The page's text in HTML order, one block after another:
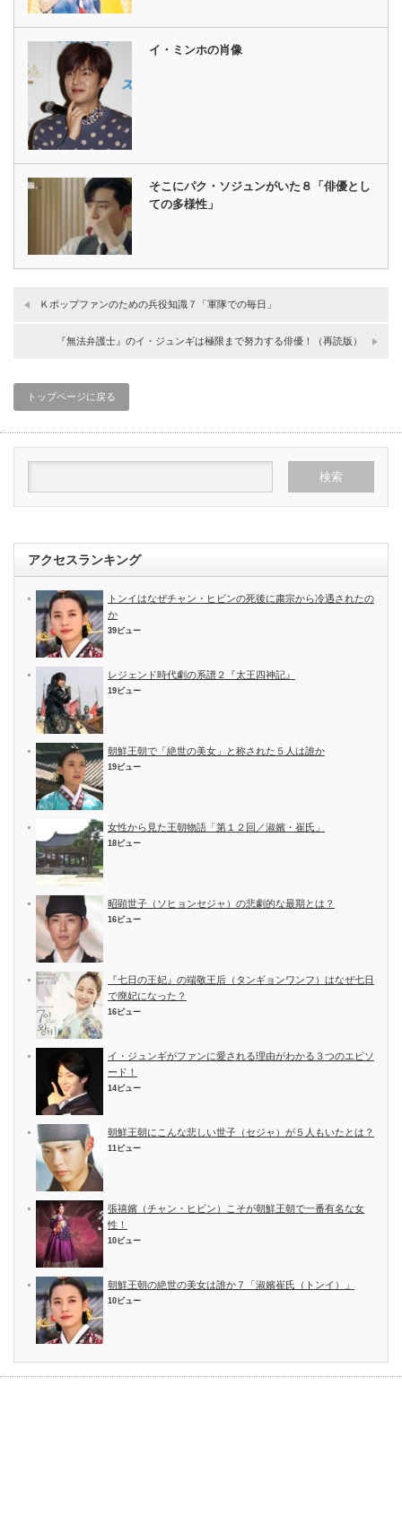
イ・ミンホの肖像
そこにパク・ソジュンがいた８「俳優とし
ての多様性」
Ｋポップファンのための兵役知識７「軍隊での毎日」
『無法弁護士』のイ・ジュンギは極限まで努力する俳優！（再読版）
トップページに戻る
アクセスランキング
トンイはなぜチャン・ヒビンの死後に粛宗から冷遇されたの
か
39ビュー
レジェンド時代劇の系譜２『太王四神記』
19ビュー
朝鮮王朝で「絶世の美女」と称された５人は誰か
19ビュー
女性から見た王朝物語「第１２回／淑嬪・崔氏」
18ビュー
昭顕世子（ソヒョンセジャ）の悲劇的な最期とは？
16ビュー
『七日の王妃』の端敬王后（タンギョンワンフ）はなぜ七日
で廃妃になった？
16ビュー
イ・ジュンギがファンに愛される理由がわかる３つのエピソ
ード！
14ビュー
朝鮮王朝にこんな悲しい世子（セジャ）が５人もいたとは？
11ビュー
張禧嬪（チャン・ヒビン）こそが朝鮮王朝で一番有名な女
性！
10ビュー
朝鮮王朝の絶世の美女は誰か７「淑嬪崔氏（トンイ）」
10ビュー